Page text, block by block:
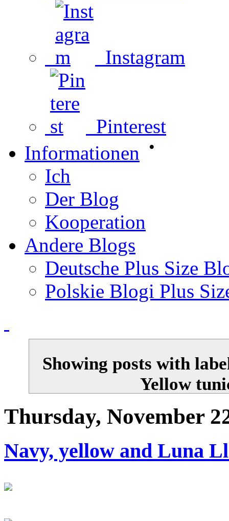
Instagram
Pinterest
Informationen •
Ich
Der Blog
Kooperation
Andere Blogs
Deutsche Plus Size
Polskie Blogi Plus
Showing posts with
Yellow
Thursday, November
Navy, yellow and Luna